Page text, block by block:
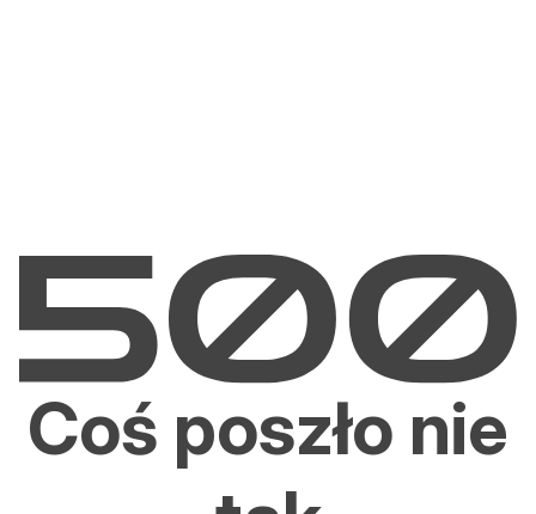
Coś poszło nie